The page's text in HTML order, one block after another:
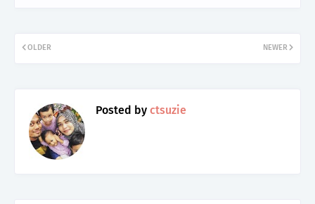
NEWER
OLDER
Posted by ctsuzie